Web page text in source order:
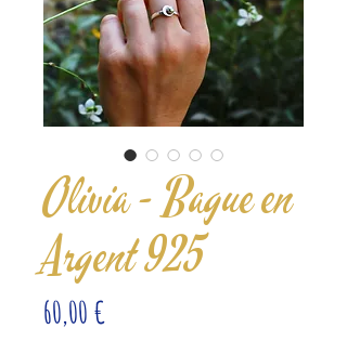
Olivia - Bague en
Argent 925
60,00 €